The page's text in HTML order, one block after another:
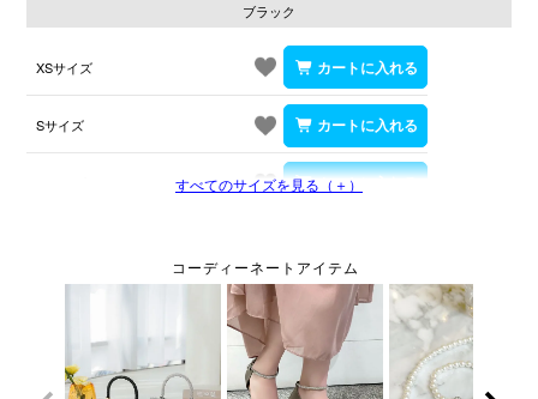
ブラック
XSサイズ
Sサイズ
すべてのサイズを見る（＋）